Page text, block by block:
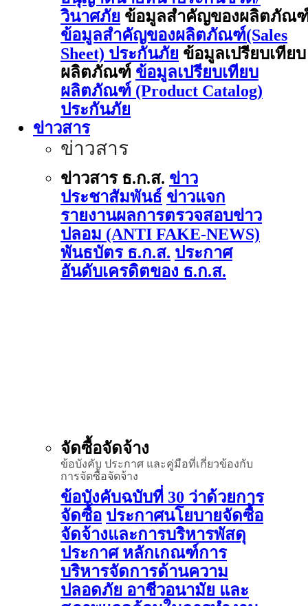
วินาศภัย ข้อมูลสำคัญของผลิตภัณ
ข้อมูลสำคัญของผลิตภัณฑ์(Sales
Sheet) ประกันภัย ข้อมูลเปรียบเทียบ
ผลิตภัณฑ์ ข้อมูลเปรียบเทียบ
ผลิตภัณฑ์ (Product Catalog)
ประกันภัย
ข่าวสาร
ข่าวสาร
ข่าวสาร ธ.ก.ส. ข่าว
ประชาสัมพันธ์ ข่าวแจก
รายงานผลการตรวจสอบข่าว
ปลอม (ANTI FAKE-NEWS)
พันธบัตร ธ.ก.ส. ประกาศ
อันดับเครดิตของ ธ.ก.ส.
จัดซื้อจัดจ้าง
ข้อบังคับ ประกาศ และคู่มือที่เกี่ยวข้องกับ
การจัดซื้อจัดจ้าง
ข้อบังคับฉบับที่ 30 ว่าด้วยการ
จัดซื้อ ประกาศนโยบายจัดซื้อ
จัดจ้างและการบริหารพัสดุ
ประกาศ หลักเกณฑ์การ
บริหารจัดการด้านความ
ปลอดภัย อาชีวอนามัย และ